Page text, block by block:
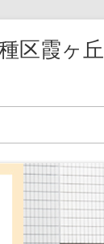
区霞ヶ丘